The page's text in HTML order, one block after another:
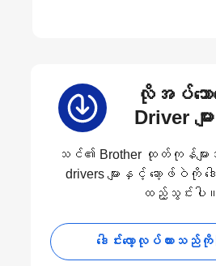
လိုအပ်သောဒ
Driver မ
သင်၏ Brother ထုတ်ကုန်များအ
drivers များနှင့် ဆော့ဖ်ဝဲကို
ထည့်သွင်းပါ။
ဒေါင်းလော့လုပ်ထားသ